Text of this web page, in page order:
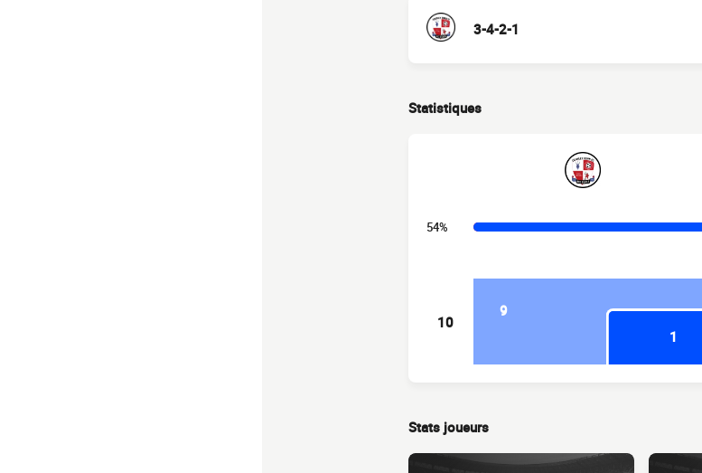
3-4-2-1
Statistiques
54%
10
9
1
Stats joueurs